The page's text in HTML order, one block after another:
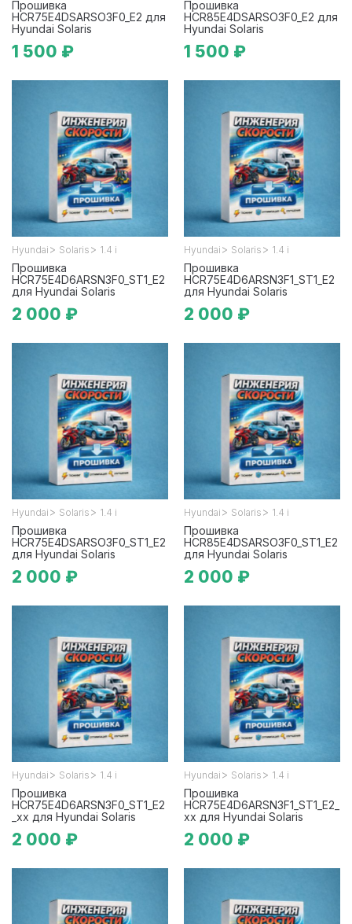
Прошивка
HCR75E4DSARSO3F0_E2 для
Hyundai Solaris
1 500 ₽
Прошивка
HCR85E4DSARSO3F0_E2 для
Hyundai Solaris
1 500 ₽
Hyundai > Solaris > 1.4 i
Прошивка
HCR75E4D6ARSN3F0_ST1_E2
для Hyundai Solaris
2 000 ₽
Hyundai > Solaris > 1.4 i
Прошивка
HCR75E4D6ARSN3F1_ST1_E2
для Hyundai Solaris
2 000 ₽
Hyundai > Solaris > 1.4 i
Прошивка
HCR75E4DSARSO3F0_ST1_E2
для Hyundai Solaris
2 000 ₽
Hyundai > Solaris > 1.4 i
Прошивка
HCR85E4DSARSO3F0_ST1_E2
для Hyundai Solaris
2 000 ₽
Hyundai > Solaris > 1.4 i
Прошивка
HCR75E4D6ARSN3F0_ST1_E2
_xx для Hyundai Solaris
2 000 ₽
Hyundai > Solaris > 1.4 i
Прошивка
HCR75E4D6ARSN3F1_ST1_E2_
xx для Hyundai Solaris
2 000 ₽